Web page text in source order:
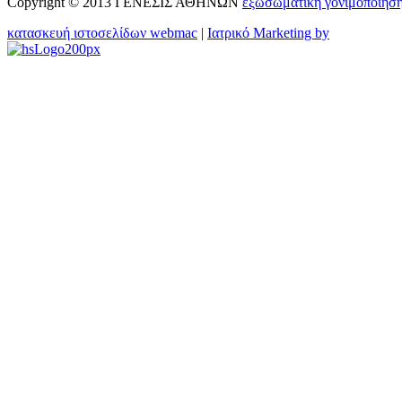
κατασκευή ιστοσελίδων webmac | Ιατρικό Marketing by